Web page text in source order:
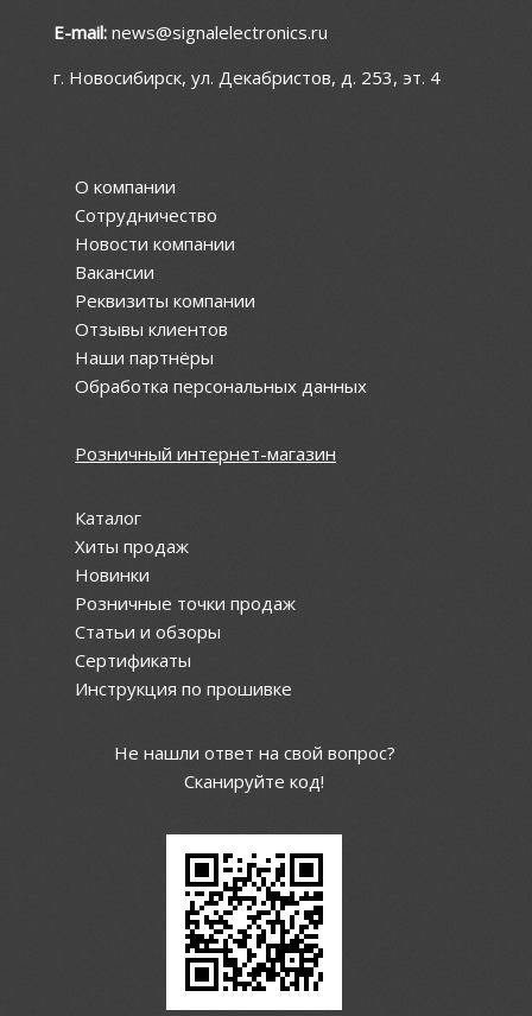
E-mail: news@signalelectronics.ru
г. Новосибирск, ул. Декабристов, д. 253, эт. 4
О компании
Сотрудничество
Новости компании
Вакансии
Реквизиты компании
Отзывы клиентов
Наши партнёры
Обработка персональных данных
Розничный интернет-магазин
Каталог
Хиты продаж
Новинки
Розничные точки продаж
Статьи и обзоры
Сертификаты
Инструкция по прошивке
Не нашли ответ на свой вопрос?
Сканируйте код!